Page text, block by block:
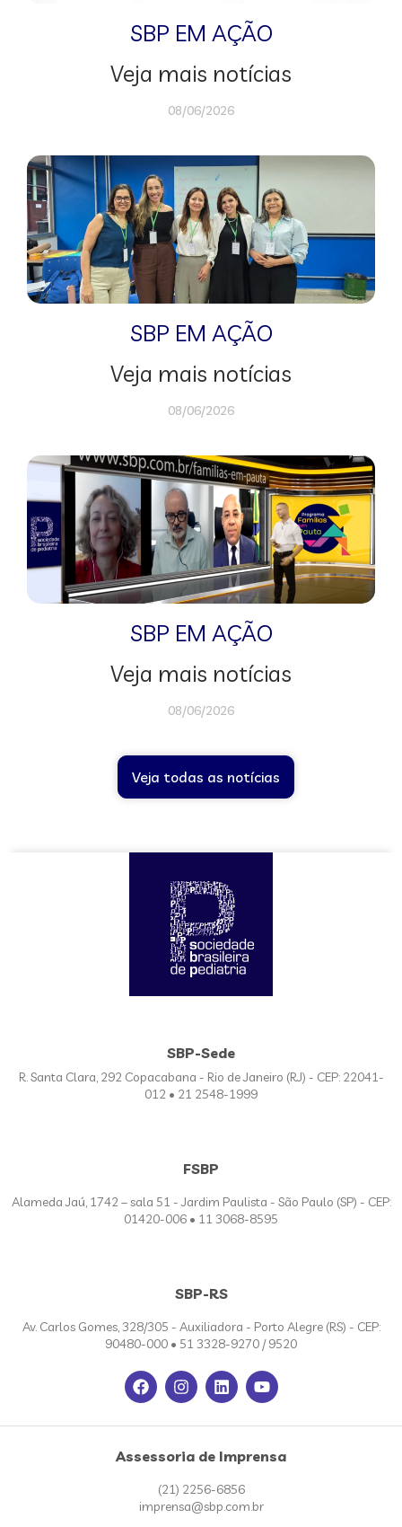
SBP EM AÇÃO
Veja mais notícias
08/06/2026
SBP EM AÇÃO
Veja mais notícias
08/06/2026
SBP EM AÇÃO
Veja mais notícias
08/06/2026
Veja todas as notícias
SBP-Sede
R. Santa Clara, 292 Copacabana - Rio de Janeiro (RJ) - CEP: 22041-
012 • 21 2548-1999
FSBP
Alameda Jaú, 1742 – sala 51 - Jardim Paulista - São Paulo (SP) - CEP:
01420-006 • 11 3068-8595
SBP-RS
Av. Carlos Gomes, 328/305 - Auxiliadora - Porto Alegre (RS) - CEP:
90480-000 • 51 3328-9270 / 9520
Assessoria de Imprensa
(21) 2256-6856
imprensa@sbp.com.br